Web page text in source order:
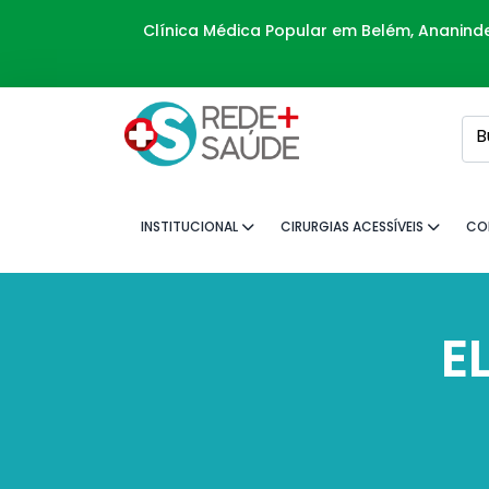
Clínica Médica Popular em Belém,
INSTITUCIONAL CIRURGIAS ACESSÍVEIS